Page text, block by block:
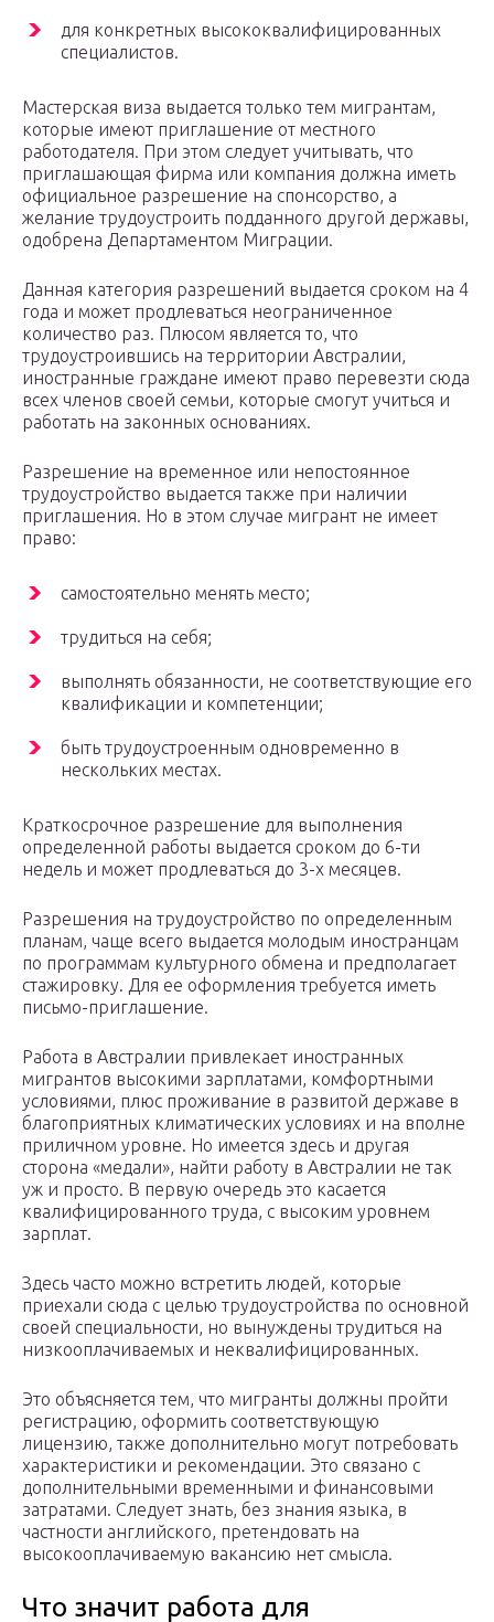
для конкретных высококвалифицированных
специалистов.
Мастерская виза выдается только тем мигрантам,
которые имеют приглашение от местного
работодателя. При этом следует учитывать, что
приглашающая фирма или компания должна иметь
официальное разрешение на спонсорство, а
желание трудоустроить подданного другой державы,
одобрена Департаментом Миграции.
Данная категория разрешений выдается сроком на 4
года и может продлеваться неограниченное
количество раз. Плюсом является то, что
трудоустроившись на территории Австралии,
иностранные граждане имеют право перевезти сюда
всех членов своей семьи, которые смогут учиться и
работать на законных основаниях.
Разрешение на временное или непостоянное
трудоустройство выдается также при наличии
приглашения. Но в этом случае мигрант не имеет
право:
самостоятельно менять место;
трудиться на себя;
выполнять обязанности, не соответствующие его
квалификации и компетенции;
быть трудоустроенным одновременно в
нескольких местах.
Краткосрочное разрешение для выполнения
определенной работы выдается сроком до 6-ти
недель и может продлеваться до 3-х месяцев.
Разрешения на трудоустройство по определенным
планам, чаще всего выдается молодым иностранцам
по программам культурного обмена и предполагает
стажировку. Для ее оформления требуется иметь
письмо-приглашение.
Работа в Австралии привлекает иностранных
мигрантов высокими зарплатами, комфортными
условиями, плюс проживание в развитой державе в
благоприятных климатических условиях и на вполне
приличном уровне. Но имеется здесь и другая
сторона «медали», найти работу в Австралии не так
уж и просто. В первую очередь это касается
квалифицированного труда, с высоким уровнем
зарплат.
Здесь часто можно встретить людей, которые
приехали сюда с целью трудоустройства по основной
своей специальности, но вынуждены трудиться на
низкооплачиваемых и неквалифицированных.
Это объясняется тем, что мигранты должны пройти
регистрацию, оформить соответствующую
лицензию, также дополнительно могут потребовать
характеристики и рекомендации. Это связано с
дополнительными временными и финансовыми
затратами. Следует знать, без знания языка, в
частности английского, претендовать на
высокооплачиваемую вакансию нет смысла.
Что значит работа для